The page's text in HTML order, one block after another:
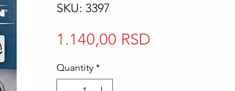
SKU: 3397
1.140,00 RSD
Quantity *